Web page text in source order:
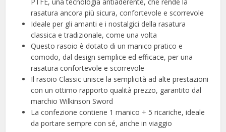
rasatura ancora più sicura, confortevole e scorrevole
Ideale per gli amanti e i nostalgici della rasatura
classica e tradizionale, come una volta
Questo rasoio è dotato di un manico pratico e
comodo, dal design semplice ed efficace, per una
rasatura confortevole e scorrevole
Il rasoio Classic unisce la semplicità ad alte prestazioni
con un ottimo rapporto qualità prezzo, garantito dal
marchio Wilkinson Sword
La confezione contiene 1 manico + 5 ricariche, ideale
da portare sempre con sé, anche in viaggio